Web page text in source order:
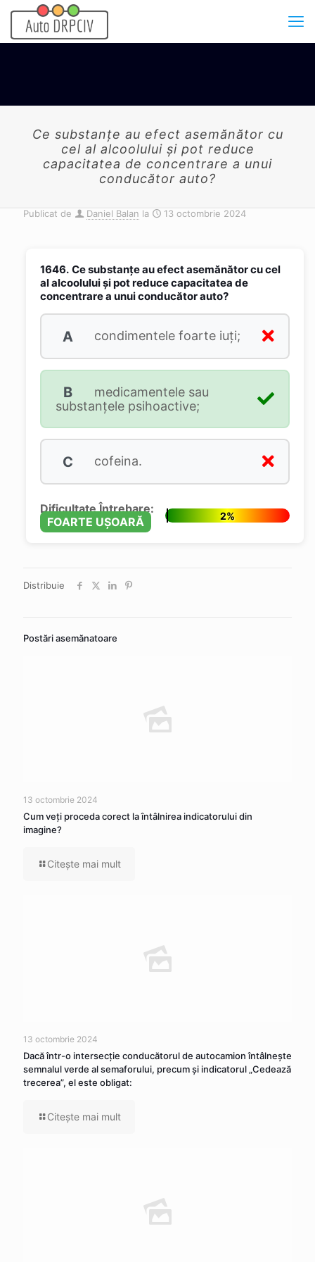
Ce substanţe au efect asemănător cu
cel al alcoolului şi pot reduce
capacitatea de concentrare a unui
conducător auto?
Publicat de Daniel Balan la 13 octombrie 2024
1646. Ce substanţe au efect asemănător cu cel
al alcoolului şi pot reduce capacitatea de
concentrare a unui conducător auto?
A condimentele foarte iuţi;
B
medicamentele sau
substanţele psihoactive;
C cofeina.
Dificultate Întrebare:
FOARTE UȘOARĂ
2%
Distribuie
Postări asemănatoare
13 octombrie 2024
Cum veţi proceda corect la întâlnirea indicatorului din
imagine?
Citeşte mai mult
13 octombrie 2024
Dacă într-o intersecţie conducătorul de autocamion întâlneşte
semnalul verde al semaforului, precum şi indicatorul „Cedează
trecerea”, el este obligat:
Citeşte mai mult